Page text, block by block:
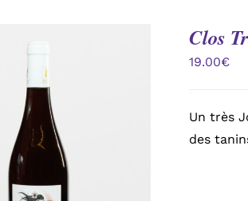
AU PANIER
APERÇU
Clos
19.00€
Un très
des